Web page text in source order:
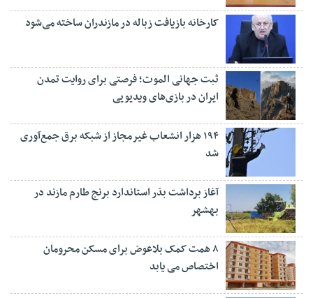
کارخانه بازیافت زباله در مازندران ساخته می‌شود
ثبت جهانی الموت؛ فرصتی برای روایت تمدن
ایران در بازی‌های ویدیویی
۱۹۴ هزار انشعاب غیرمجاز از شبکه برق جمع‌آوری
شد
آغاز برداشت بذر استاندارد برنج طارم مازند در
بهشهر
۸ همت کمک بلاعوض برای مسکن محرومان
اختصاص می یابد